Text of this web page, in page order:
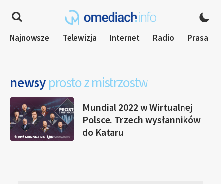
Najnowsze Telewizja Internet Radio Prasa
newsy prosto z mistrzostw
Mundial 2022 w Wirtualnej
Polsce. Trzech wysłanników
do Kataru